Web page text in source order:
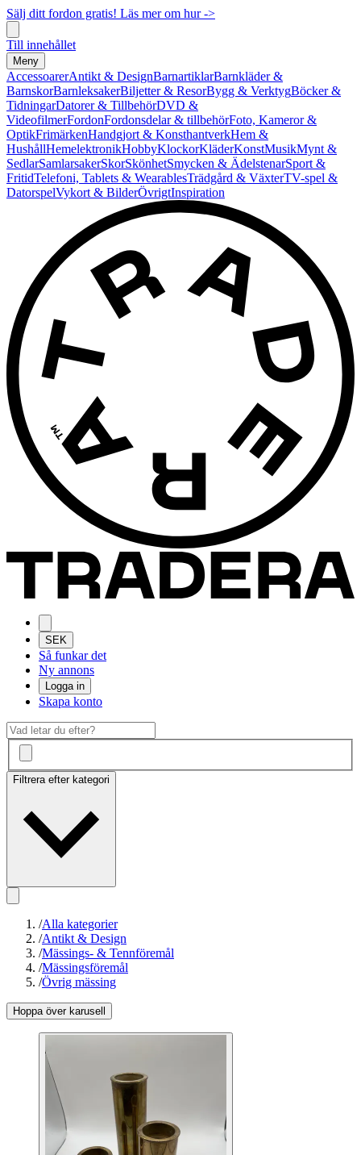
Sälj ditt fordon gratis! Läs mer om hur ->
Till innehållet
Meny
AccessoarerAntikt & DesignBarnartiklarBarnkläder &
BarnskorBarnleksakerBiljetter & ResorBygg & VerktygBöcker &
TidningarDatorer & TillbehörDVD &
VideofilmerFordonFordonsdelar & tillbehörFoto, Kameror &
OptikFrimärkenHandgjort & KonsthantverkHem &
HushållHemelektronikHobbyKlockorKläderKonstMusikMynt &
SedlarSamlarsakerSkorSkönhetSmycken & ÄdelstenarSport &
FritidTelefoni, Tablets & WearablesTrädgård & VäxterTV-spel &
DatorspelVykort & BilderÖvrigtInspiration
SEK
Så funkar det
Ny annons
Logga in
Skapa konto
Filtrera efter kategori
/Alla kategorier
/Antikt & Design
/Mässings- & Tennföremål
/Mässingsföremål
/Övrig mässing
Hoppa över karusell